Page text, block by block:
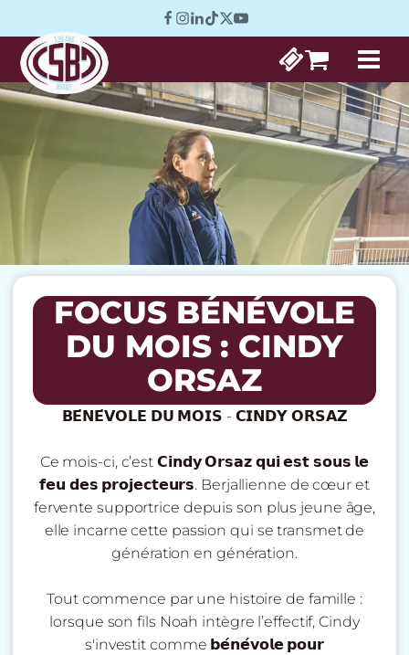
FOCUS BÉNÉVOLE
DU MOIS : CINDY
ORSAZ
𝗕𝗘́𝗡𝗘́𝗩𝗢𝗟𝗘 𝗗𝗨 𝗠𝗢𝗜𝗦 - 𝗖𝗜𝗡𝗗𝗬 𝗢𝗥𝗦𝗔𝗭
Ce mois-ci, c’est 𝗖𝗶𝗻𝗱𝘆 𝗢𝗿𝘀𝗮𝘇 𝗾𝘂𝗶 𝗲𝘀𝘁 𝘀𝗼𝘂𝘀 𝗹𝗲
𝗳𝗲𝘂 𝗱𝗲𝘀 𝗽𝗿𝗼𝗷𝗲𝗰𝘁𝗲𝘂𝗿𝘀. Berjallienne de cœur et
fervente supportrice depuis son plus jeune âge,
elle incarne cette passion qui se transmet de
génération en génération.
Tout commence par une histoire de famille :
lorsque son fils Noah intègre l’effectif, Cindy
s'investit comme 𝗯𝗲́𝗻𝗲́𝘃𝗼𝗹𝗲 𝗽𝗼𝘂𝗿